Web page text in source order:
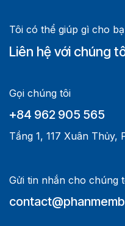
Tôi có thể giúp gì cho
Liên hệ với chúng
Gọi chúng tôi
+84 962 905 565
Tầng 1, 117 Xuân Thủy,
Gửi tin nhắn cho chúng